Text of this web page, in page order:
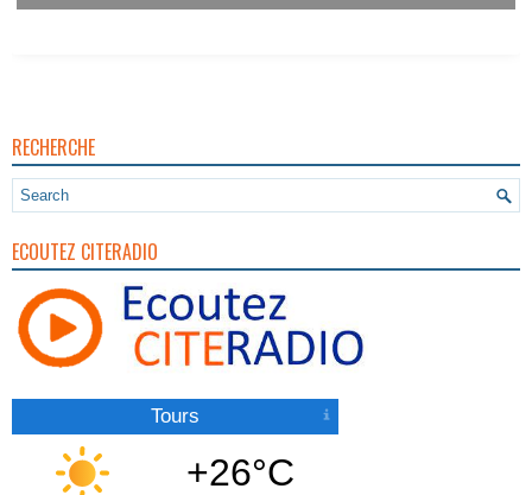
RECHERCHE
ECOUTEZ CITERADIO
Tours
+26°C